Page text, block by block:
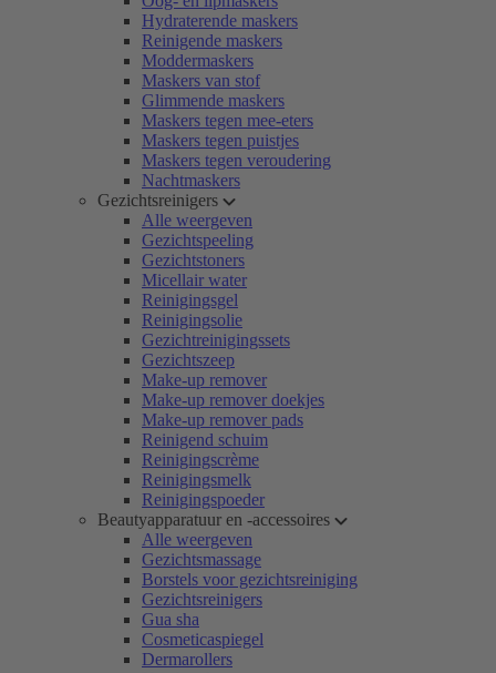
Hydraterende maskers
Reinigende maskers
Moddermaskers
Maskers van stof
Glimmende maskers
Maskers tegen mee-eters
Maskers tegen puistjes
Maskers tegen veroudering
Nachtmaskers
Gezichtsreinigers
Alle weergeven
Gezichtspeeling
Gezichtstoners
Micellair water
Reinigingsgel
Reinigingsolie
Gezichtreinigingssets
Gezichtszeep
Make-up remover
Make-up remover doekjes
Make-up remover pads
Reinigend schuim
Reinigingscrème
Reinigingsmelk
Reinigingspoeder
Beautyapparatuur en -accessoires
Alle weergeven
Gezichtsmassage
Borstels voor gezichtsreiniging
Gezichtsreinigers
Gua sha
Cosmeticaspiegel
Dermarollers